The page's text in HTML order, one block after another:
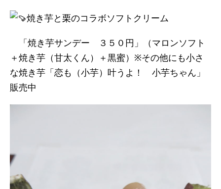
焼き芋と栗のコラボソフトクリーム
「焼き芋サンデー ３５０円」（マロンソフト
＋焼き芋（甘太くん）＋黒蜜）※その他にも小さ
な焼き芋「恋も（小芋）叶うよ！ 小芋ちゃん」
販売中